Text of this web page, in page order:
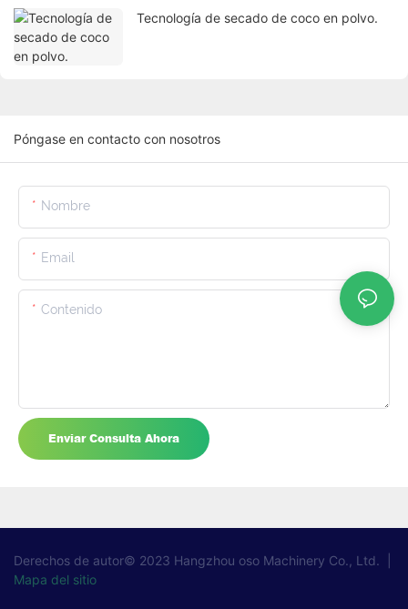
Tecnología de secado de coco en polvo.
Póngase en contacto con nosotros
Nombre
Email
Contenido
Enviar Consulta Ahora
Derechos de autor© 2023 Hangzhou oso Machinery Co., Ltd.
Mapa del sitio